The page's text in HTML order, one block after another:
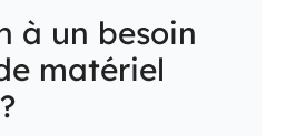
à un besoin
matériel